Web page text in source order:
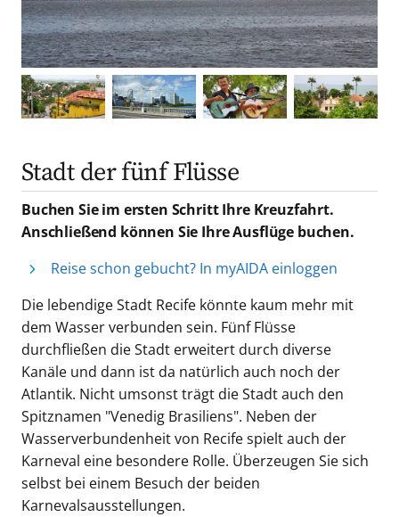
Stadt der fünf Flüsse
Buchen Sie im ersten Schritt Ihre Kreuzfahrt.
Anschließend können Sie Ihre Ausflüge buchen.
Reise schon gebucht? In myAIDA einloggen
Die lebendige Stadt Recife könnte kaum mehr mit
dem Wasser verbunden sein. Fünf Flüsse
durchfließen die Stadt erweitert durch diverse
Kanäle und dann ist da natürlich auch noch der
Atlantik. Nicht umsonst trägt die Stadt auch den
Spitznamen "Venedig Brasiliens". Neben der
Wasserverbundenheit von Recife spielt auch der
Karneval eine besondere Rolle. Überzeugen Sie sich
selbst bei einem Besuch der beiden
Karnevalsausstellungen.